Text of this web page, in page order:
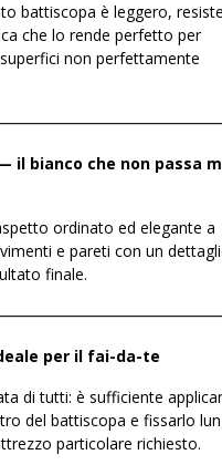
battiscopa è leggero,
che lo rende perfetto per
non perfettamente
il bianco che non passa
ordinato ed elegante a
e pareti con un
finale.
per il fai-da-te
di tutti: è sufficiente
del battiscopa e fissarlo
particolare richiesto.